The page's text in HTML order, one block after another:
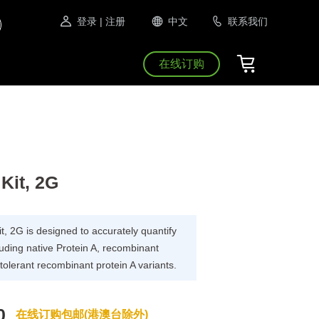
登录 | 注册 中文 联系我们
在线订购
2G
2G is designed to accurately quantify
native Protein A, recombinant
recombinant protein A variants.
在线订购包邮(港澳台除外)